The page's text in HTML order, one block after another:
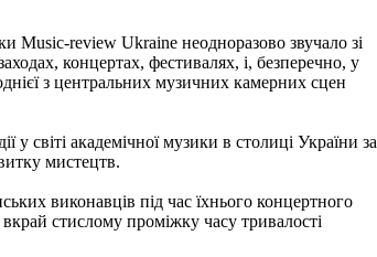
Music-review Ukraine неодноразово звучало зі
концертах, фестивалях, і, безперечно, у
з центральних музичних камерних сцен
світі академічної музики в столиці України за
мистецтв.
виконавців під час їхнього концертного
стислому проміжку часу тривалості